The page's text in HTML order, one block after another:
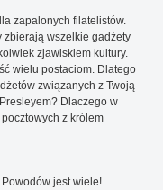
zapalonych filatelistów.
zbierają wszelkie gadżety
zjawiskiem kultury.
wielu postaciom. Dlatego
związanych z Twoją
Dlaczego w
z królem
jest wiele!